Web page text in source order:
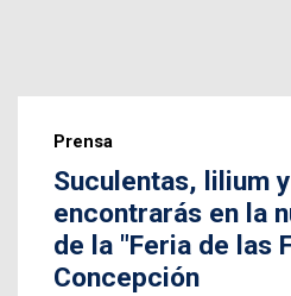
Prensa
Suculentas, lilium
encontrarás en la
de la "Feria de las
Concepción